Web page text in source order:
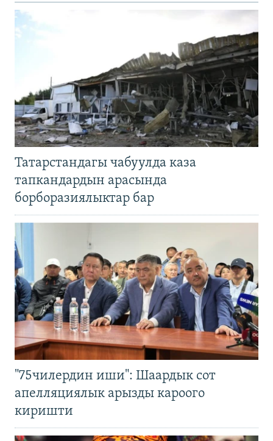
Татарстандагы чабуулда каза
тапкандардын арасында
борборазиялыктар бар
"75чилердин иши": Шаардык сот
апелляциялык арызды кароого
киришти